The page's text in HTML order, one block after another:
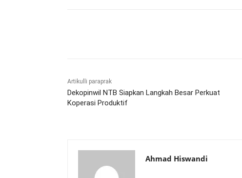
Artikulli paraprak
Dekopinwil NTB Siapkan Langkah Besar Perkuat
Koperasi Produktif
Ahmad Hiswandi